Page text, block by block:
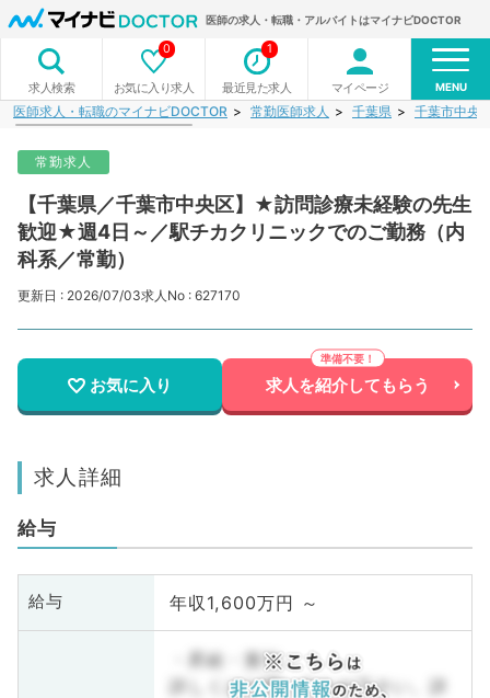
医師の求人・転職・アルバイトはマイナビDOCTOR
求人検索 お気に入り求人
0
最近見た求人
1
マイページ MENU
医師求人・転職のマイナビDOCTOR 常勤医師求人 千葉県 千葉市中央
常勤求人
【千葉県／千葉市中央区】★訪問診療未経験の先生
歓迎★週4日～／駅チカクリニックでのご勤務（内
科系／常勤）
更新日 : 2026/07/03求人No : 627170
お気に入り 求人を紹介してもらう
求人詳細
給与
給与 年収1,600万円 ～
・昇給・賞与
詳しくはお問い合わせ下さい。詳